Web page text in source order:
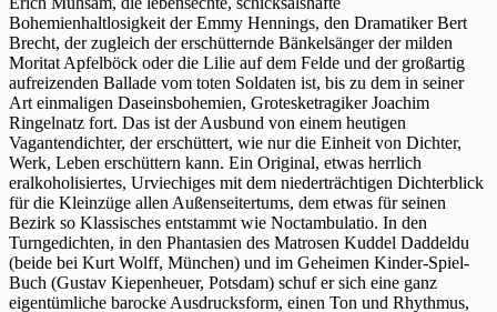
Bohemienhaltlosigkeit der Emmy Hennings, den Dramatiker Bert
Brecht, der zugleich der erschütternde Bänkelsänger der milden
Moritat Apfelböck oder die Lilie auf dem Felde und der großartig
aufreizenden Ballade vom toten Soldaten ist, bis zu dem in seiner
Art einmaligen Daseinsbohemien, Grotesketragiker Joachim
Ringelnatz fort. Das ist der Ausbund von einem heutigen
Vagantendichter, der erschüttert, wie nur die Einheit von Dichter,
Werk, Leben erschüttern kann. Ein Original, etwas herrlich
eralkoholisiertes, Urviechiges mit dem niederträchtigen Dichterblick
für die Kleinzüge allen Außenseitertums, dem etwas für seinen
Bezirk so Klassisches entstammt wie Noctambulatio. In den
Turngedichten, in den Phantasien des Matrosen Kuddel Daddeldu
(beide bei Kurt Wolff, München) und im Geheimen Kinder-Spiel-
Buch (Gustav Kiepenheuer, Potsdam) schuf er sich eine ganz
eigentümliche barocke Ausdrucksform, einen Ton und Rhythmus,